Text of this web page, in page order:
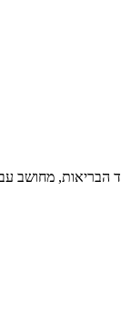
מחושב עבור